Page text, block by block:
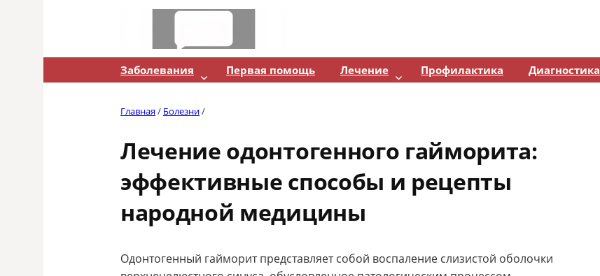
Заболевания Первая помощь Лечение Профилактика Диагностика
Главная/ Болезни/
Лечение одонтогенного гайморита:
эффективные способы и рецепты
народной медицины
Одонтогенный гайморит представляет собой воспаление слизистой оболочки